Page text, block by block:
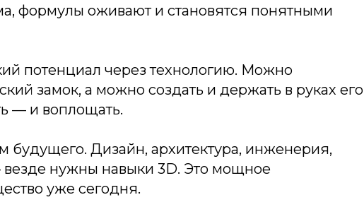
формулы оживают и становятся понятными
потенциал через технологию. Можно
замок, а можно создать и держать в руках его
— и воплощать.
будущего. Дизайн, архитектура, инженерия,
нужны навыки 3D. Это мощное
уже сегодня.